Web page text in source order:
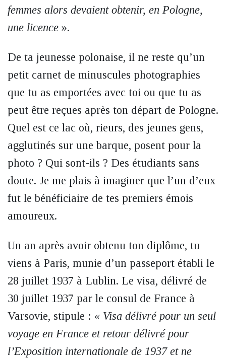
femmes alors devaient obtenir, en Pologne,
une licence ».
De ta jeunesse polonaise, il ne reste qu’un
petit carnet de minuscules photographies
que tu as emportées avec toi ou que tu as
peut être reçues après ton départ de Pologne.
Quel est ce lac où, rieurs, des jeunes gens,
agglutinés sur une barque, posent pour la
photo ? Qui sont-ils ? Des étudiants sans
doute. Je me plais à imaginer que l’un d’eux
fut le bénéficiaire de tes premiers émois
amoureux.
Un an après avoir obtenu ton diplôme, tu
viens à Paris, munie d’un passeport établi le
28 juillet 1937 à Lublin. Le visa, délivré de
30 juillet 1937 par le consul de France à
Varsovie, stipule : « Visa délivré pour un seul
voyage en France et retour délivré pour
l’Exposition internationale de 1937 et ne